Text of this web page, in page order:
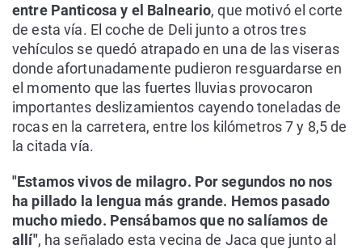
entre Panticosa y el Balneario, que motivó el corte
de esta vía. El coche de Deli junto a otros tres
vehículos se quedó atrapado en una de las viseras
donde afortunadamente pudieron resguardarse en
el momento que las fuertes lluvias provocaron
importantes deslizamientos cayendo toneladas de
rocas en la carretera, entre los kilómetros 7 y 8,5 de
la citada vía.
"Estamos vivos de milagro. Por segundos no nos
ha pillado la lengua más grande. Hemos pasado
mucho miedo. Pensábamos que no salíamos de
allí", ha señalado esta vecina de Jaca que junto al